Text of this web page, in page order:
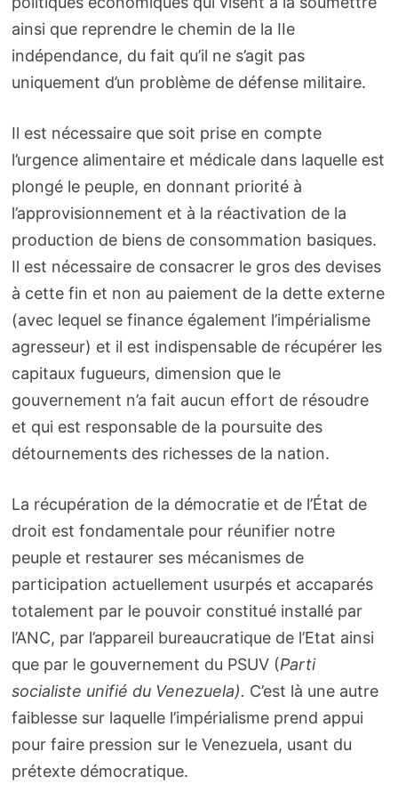
ainsi que reprendre le chemin de la IIe
indépendance, du fait qu’il ne s’agit pas
uniquement d’un problème de défense militaire.
Il est nécessaire que soit prise en compte
l’urgence alimentaire et médicale dans laquelle est
plongé le peuple, en donnant priorité à
l’approvisionnement et à la réactivation de la
production de biens de consommation basiques.
Il est nécessaire de consacrer le gros des devises
à cette fin et non au paiement de la dette externe
(avec lequel se finance également l’impérialisme
agresseur) et il est indispensable de récupérer les
capitaux fugueurs, dimension que le
gouvernement n’a fait aucun effort de résoudre
et qui est responsable de la poursuite des
détournements des richesses de la nation.
La récupération de la démocratie et de l’État de
droit est fondamentale pour réunifier notre
peuple et restaurer ses mécanismes de
participation actuellement usurpés et accaparés
totalement par le pouvoir constitué installé par
l’ANC, par l’appareil bureaucratique de l’Etat ainsi
que par le gouvernement du PSUV (Parti
socialiste unifié du Venezuela). C’est là une autre
faiblesse sur laquelle l’impérialisme prend appui
pour faire pression sur le Venezuela, usant du
prétexte démocratique.